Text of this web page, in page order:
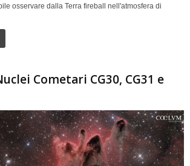
osservare dalla Terra fireball nell'atmosfera di
Cometari CG30, CG31 e